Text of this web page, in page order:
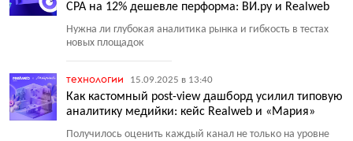
CPA на 12% дешевле перформа: ВИ.ру и Realweb
Нужна ли глубокая аналитика рынка и гибкость в тестах
новых площадок
технологии 15.09.2025 в 13:40
Как кастомный post-view дашборд усилил типовую
аналитику медийки: кейс Realweb и «Мария»
Получилось оценить каждый канал не только на уровне